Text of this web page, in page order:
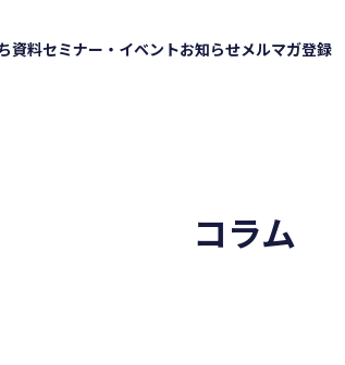
資料セミナー・イベントお知らせメルマガ登録
コラム